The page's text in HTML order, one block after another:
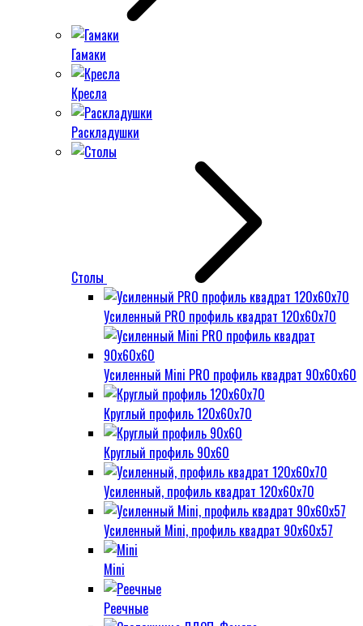
Гамаки
Кресла
Раскладушки
Столы
Усиленный PRO профиль квадрат 120х60х70
Усиленный Mini PRO профиль квадрат 90х60х60
Круглый профиль 120х60х70
Круглый профиль 90х60
Усиленный, профиль квадрат 120х60х70
Усиленный Mini, профиль квадрат 90х60х57
Mini
Реечные